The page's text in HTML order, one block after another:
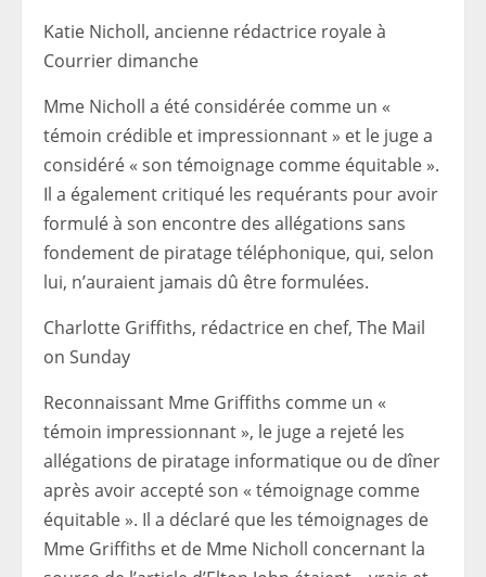
Katie Nicholl, ancienne rédactrice royale à
Courrier dimanche
Mme Nicholl a été considérée comme un «
témoin crédible et impressionnant » et le juge a
considéré « son témoignage comme équitable ».
Il a également critiqué les requérants pour avoir
formulé à son encontre des allégations sans
fondement de piratage téléphonique, qui, selon
lui, n’auraient jamais dû être formulées.
Charlotte Griffiths, rédactrice en chef, The Mail
on Sunday
Reconnaissant Mme Griffiths comme un «
témoin impressionnant », le juge a rejeté les
allégations de piratage informatique ou de dîner
après avoir accepté son « témoignage comme
équitable ». Il a déclaré que les témoignages de
Mme Griffiths et de Mme Nicholl concernant la